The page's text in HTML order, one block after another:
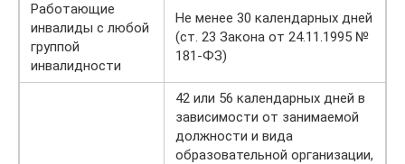
Работающие
инвалиды с любой
группой
инвалидности
Не менее 30 календарных дней
(ст. 23 Закона от 24.11.1995 №
181-ФЗ)
42 или 56 календарных дней в
зависимости от занимаемой
должности и вида
образовательной организации,